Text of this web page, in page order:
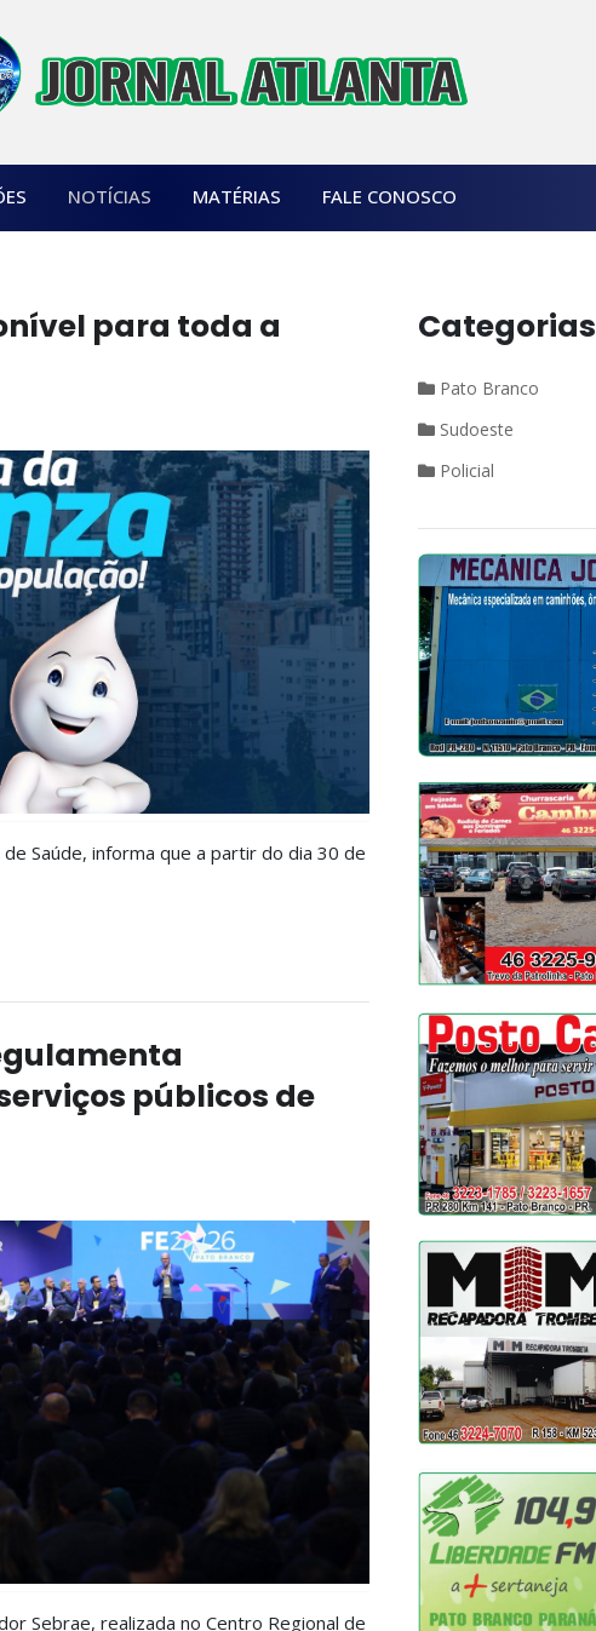
NOTÍCIAS MATÉRIAS FALE CONOSCO
para toda a
Saúde, informa que a partir do dia 30 de
públicos de
Sebrae, realizada no Centro Regional de
Categorias
Pato Branco
Sudoeste
Policial